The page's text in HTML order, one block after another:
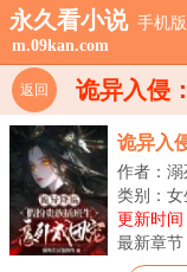
永久看小说 手机版
m.09kan.com
诡异入侵
返回
诡异入
作者：
类别：
更新时间
最新章节